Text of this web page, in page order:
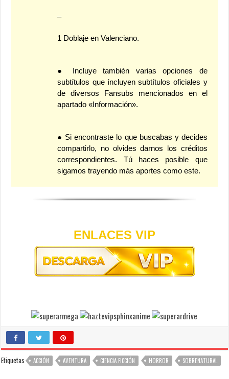
–
1 Doblaje en Valenciano.
● Incluye también varias opciones de
subtítulos que incluyen subtítulos oficiales y
de diversos Fansubs mencionados en el
apartado «Información».
● Si encontraste lo que buscabas y decides
compartirlo, no olvides darnos los créditos
correspondientes. Tú haces posible que
sigamos trayendo más aportes como este.
ENLACES VIP
Etiquetas ACCIÓN AVENTURA CIENCIA FICCIÓN HORROR SOBRENATURAL